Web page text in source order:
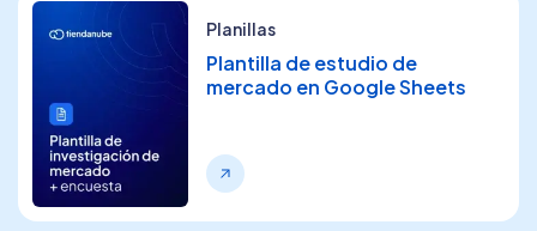
Planillas
Plantilla de estudio de
mercado en Google Sheets